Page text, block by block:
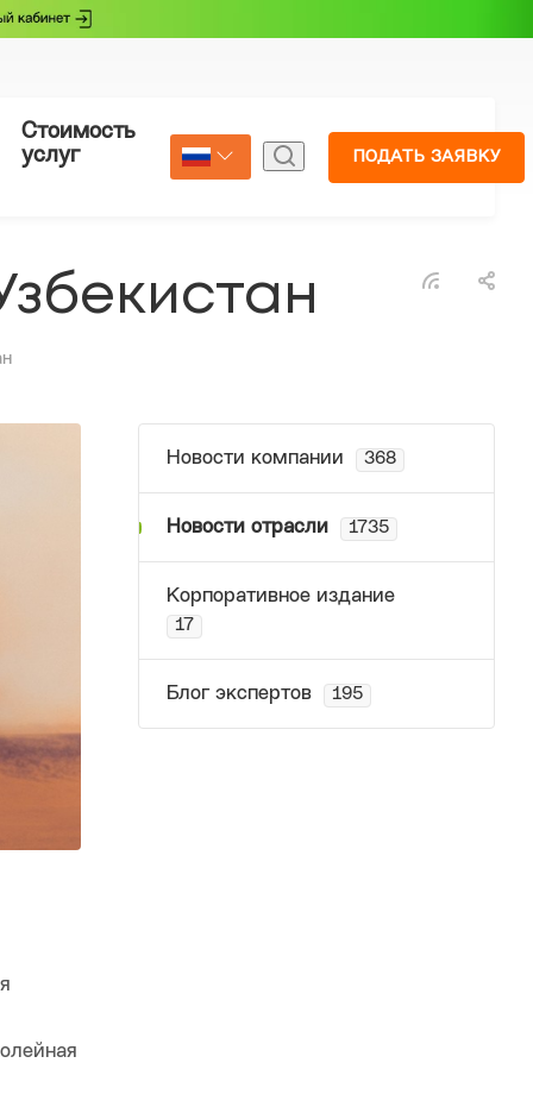
Стоимость
услуг
Страхование
Select Language
ПОДАТЬ ЗАЯВКУ
Новости компании 368
Новости отрасли 1735
Корпоративное издание
17
Блог экспертов 195